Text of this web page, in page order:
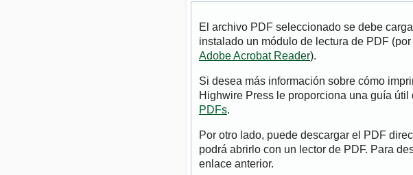
El archivo PDF seleccionado se debe
instalado un módulo de lectura de PDF
Adobe Acrobat Reader).
Si desea más información sobre cómo
Highwire Press le proporciona una guía útil
PDFs.
Por otro lado, puede descargar el PDF
podrá abrirlo con un lector de PDF. Para
enlace anterior.